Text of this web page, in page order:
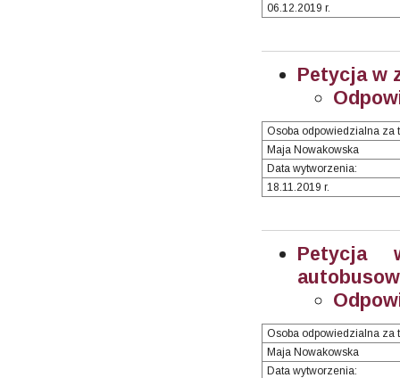
06.12.2019 r.
Petycja w
Osoba odpowiedzialna za
Maja Nowakowska
Data wytworzenia:
18.11.2019 r.
Petycja
Osoba odpowiedzialna za
Maja Nowakowska
Data wytworzenia: